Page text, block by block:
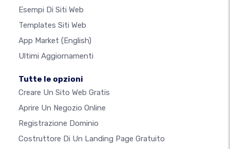
Esempi Di Siti Web
Templates Siti Web
App Market (English)
Ultimi Aggiornamenti
Tutte le opzioni
Creare Un Sito Web Gratis
Aprire Un Negozio Online
Registrazione Dominio
Costruttore Di Un Landing Page Gratuito